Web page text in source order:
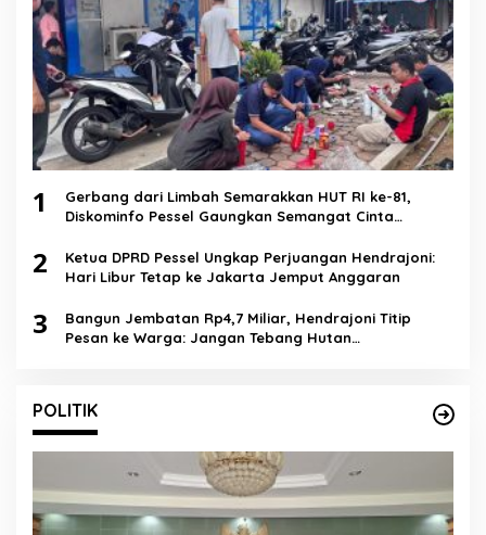
1
Gerbang dari Limbah Semarakkan HUT RI ke-81,
Diskominfo Pessel Gaungkan Semangat Cinta
2
Ketua DPRD Pessel Ungkap Perjuangan Hendrajoni:
Hari Libur Tetap ke Jakarta Jemput Anggaran
3
Bangun Jembatan Rp4,7 Miliar, Hendrajoni Titip
Pesan ke Warga: Jangan Tebang Hutan
POLITIK